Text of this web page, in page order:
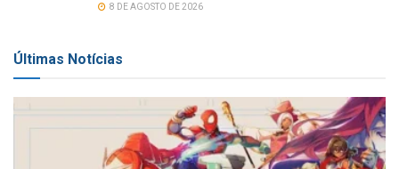
8 DE AGOSTO DE 2026
Últimas Notícias